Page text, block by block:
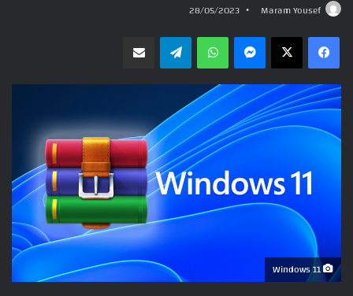
Maram Yousef
28/05/2023
ماسنجر واتسابتيلقرام
Windows 11